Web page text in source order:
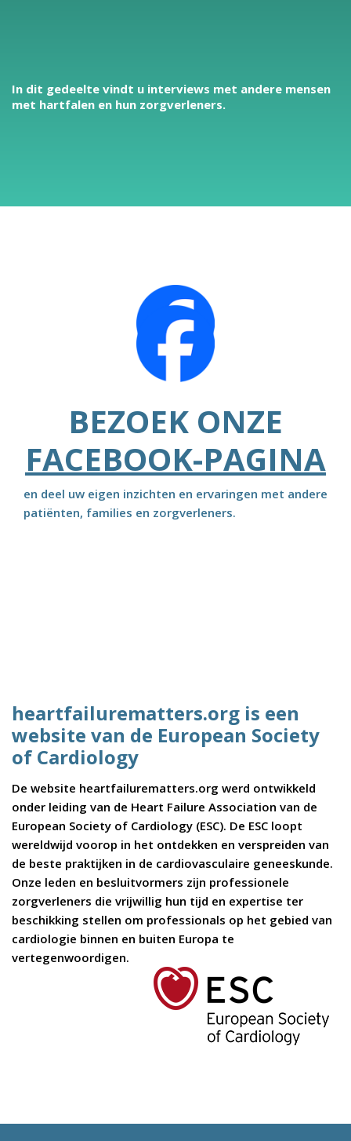
In dit gedeelte vindt u interviews met andere mensen
met hartfalen en hun zorgverleners.
BEZOEK ONZE
FACEBOOK-PAGINA
en deel uw eigen inzichten en ervaringen met andere
patiënten, families en zorgverleners.
heartfailurematters.org is een
website van de European Society
of Cardiology
De website heartfailurematters.org werd ontwikkeld
onder leiding van de Heart Failure Association van de
European Society of Cardiology (ESC). De ESC loopt
wereldwijd voorop in het ontdekken en verspreiden van
de beste praktijken in de cardiovasculaire geneeskunde.
Onze leden en besluitvormers zijn professionele
zorgverleners die vrijwillig hun tijd en expertise ter
beschikking stellen om professionals op het gebied van
cardiologie binnen en buiten Europa te
vertegenwoordigen.